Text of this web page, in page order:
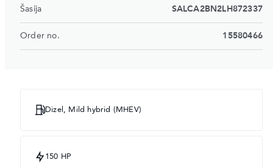
Šasija SALCA2BN2LH872337
Order no. 15580466
Dizel, Mild hybrid (MHEV)
150 HP